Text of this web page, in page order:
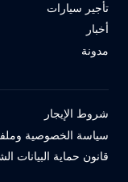
تأجير سيارات
أخبار
مدونة
شروط الإيجار
سياسة الخصوصية
قانون حماية البيانات